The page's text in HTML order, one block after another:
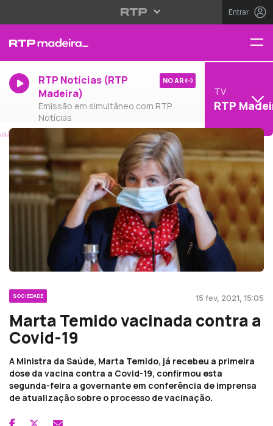
Entrar
RTP Notícias (RTP
Madeira)
Emissão em simultâneo com RTP
Notícias
NO AR
TV
RTP
SOCIEDADE 15 fev, 2021, 15:05
Marta Temido vacinada contra a
Covid-19
A Ministra da Saúde, Marta Temido, já recebeu a primeira
dose da vacina contra a Covid-19, confirmou esta
segunda-feira a governante em conferência de imprensa
de atualização sobre o processo de vacinação.